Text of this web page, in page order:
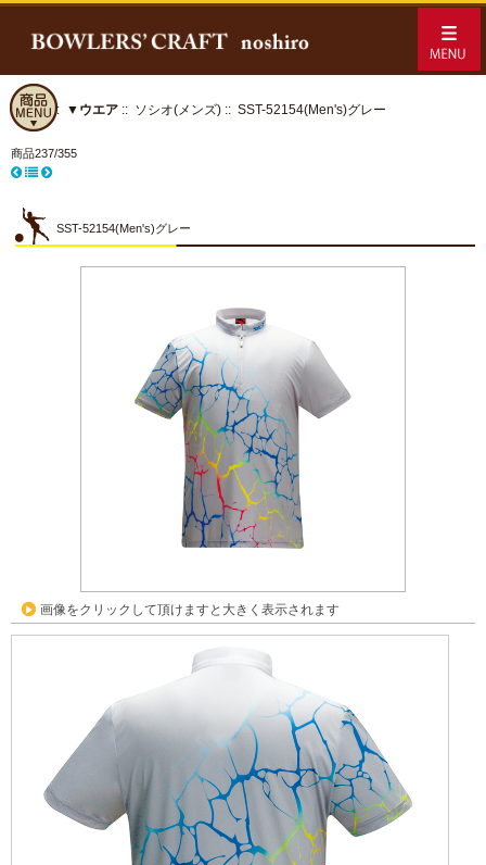
ホーム:: ▼ウエア :: ソシオ(メンズ) :: SST-52154(Men's)グレー
商品237/355
SST-52154(Men's)グレー
画像をクリックして頂けますと大きく表示されます